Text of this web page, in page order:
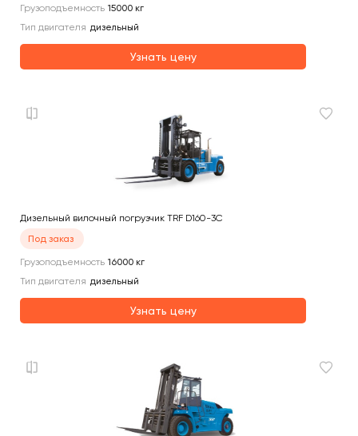
Грузоподъемность 15000 кг
Тип двигателя дизельный
Узнать цену
Дизельный вилочный погрузчик TRF D160-3C
Под заказ
Грузоподъемность 16000 кг
Тип двигателя дизельный
Узнать цену